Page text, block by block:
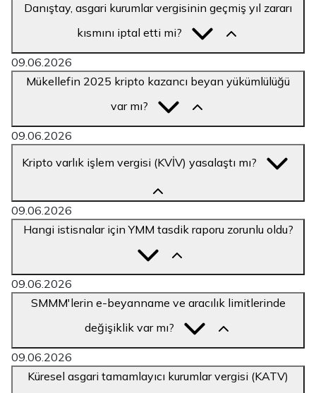
Danıştay, asgari kurumlar vergisinin geçmiş yıl zararı
kısmını iptal etti mi?
09.06.2026
Mükellefin 2025 kripto kazancı beyan yükümlülüğü
var mı?
09.06.2026
Kripto varlık işlem vergisi (KVİV) yasalaştı mı?
09.06.2026
Hangi istisnalar için YMM tasdik raporu zorunlu oldu?
09.06.2026
SMMM'lerin e-beyanname ve aracılık limitlerinde
değişiklik var mı?
09.06.2026
Küresel asgari tamamlayıcı kurumlar vergisi (KATV)